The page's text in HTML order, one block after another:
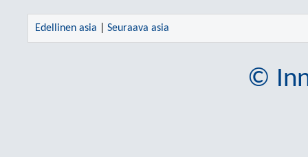
Edellinen asia Seuraava asia
©